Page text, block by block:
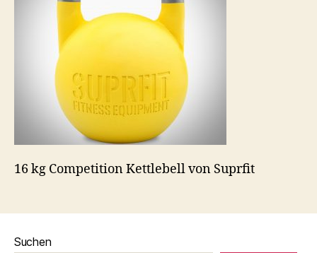
16 kg Competition Kettlebell von Suprfit
Suchen